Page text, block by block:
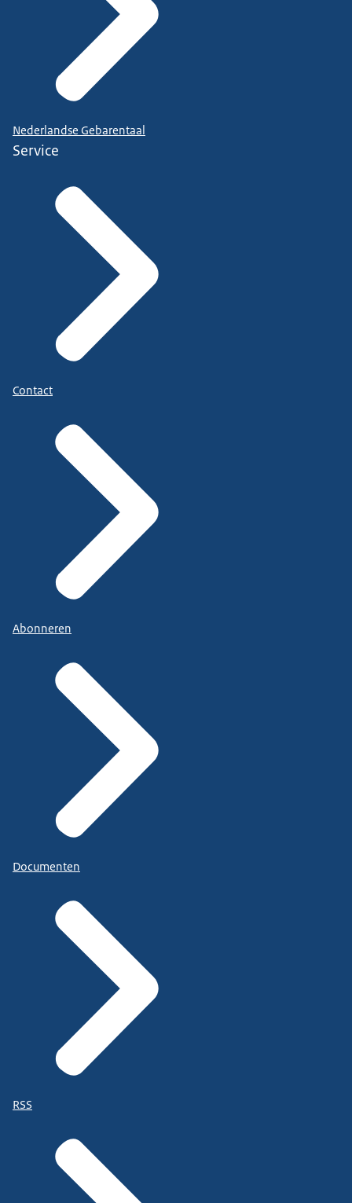
Nederlandse Gebarentaal
Service
Contact
Abonneren
Documenten
RSS